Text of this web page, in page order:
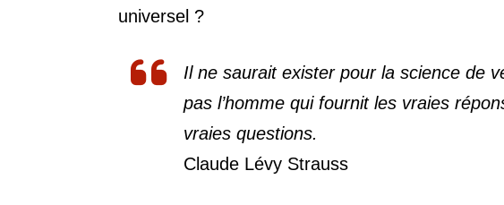
universel ?
Il ne saurait exister pour la science de
pas l’homme qui fournit les vraies
vraies questions.
Claude Lévy Strauss